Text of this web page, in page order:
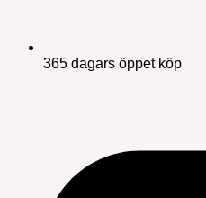
365 dagars öppet köp